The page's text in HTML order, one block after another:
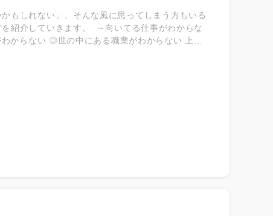
もしれない」、そんな風に思ってしまう方もいる
紹介していきます。 ～向いてる仕事がわからな
らない ◎世の中にある職業がわからない 上記